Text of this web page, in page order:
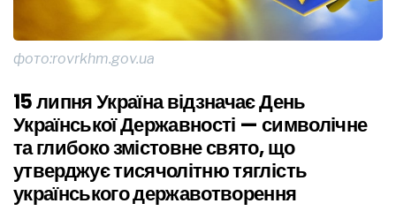
фото:rovrkhm.gov.ua
15 липня Україна відзначає День
Української Державності — символічне
та глибоко змістовне свято, що
утверджує тисячолітню тяглість
українського державотворення